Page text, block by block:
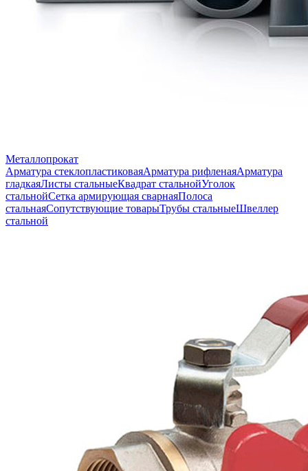
Металлопрокат
Арматура стеклопластиковаяАрматура рифленаяАрматура
гладкаяЛисты стальныеКвадрат стальнойУголок
стальнойСетка армирующая сварнаяПолоса
стальнаяСопутствующие товарыТрубы стальныеШвеллер
стальной